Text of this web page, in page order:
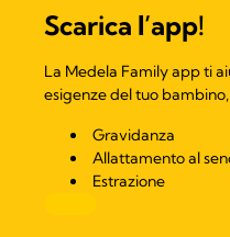
Scarica l’app!
La Medela Family app ti
esigenze del tuo
Gravidanza
Allattamento al
Estrazione